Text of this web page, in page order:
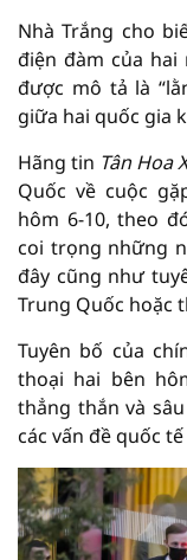
Nhà Trắng cho
điện đàm của
được mô tả là
giữa hai quốc gia
Hãng tin Tân Hoa
Quốc về cuộc
hôm 6-10, theo
coi trọng những
đây cũng như
Trung Quốc hoặc
Tuyên bố của
thoại hai bên
thẳng thắn và
các vấn đề quốc